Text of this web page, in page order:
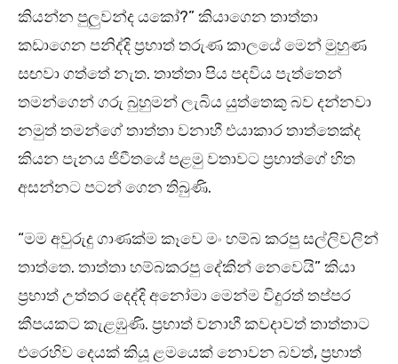
කියන්න පුලුවන්ද යකෝ?” කියාගෙන තාත්තා
කඩාගෙන පනිද්දි ප්‍රභාත් තරුණ කාලයේ මෙන් මුහුණ
සඟවා ගත්තේ නැත. තාත්තා පිය පදවිය පැත්තෙන්
තමන්ගෙන් ගරු බුහුමන් ලැබිය යුත්තෙකු බව දන්නවා
නමුත් තමන්ගේ තාත්තා වනාහී එයාකාර තාත්තෙක්ද
කියන පැනය ජිවීතයේ පළමු වතාවට ප්‍රභාත්ගේ හිත
අසන්නට පටන් ගෙන තිබුණි.
“මම අවුරුදු ගාණක්ම කෑවෙ මං හම්බ කරපු සල්ලිවලින්
තාත්තෙ. තාත්තා හම්බකරපු දේකින් නෙවෙයි” කියා
ප්‍රභාත් උත්තර දෙද්දි අනෝමා මෙන්ම විදුරත් තප්පර
කීපයකට කැළඹුණි. ප්‍රභාත් වනාහී කවදාවත් තාත්තාට
එරෙහිව දෙයක් කියූ ළමයෙක් නොවන බවත්, ප්‍රභාත්